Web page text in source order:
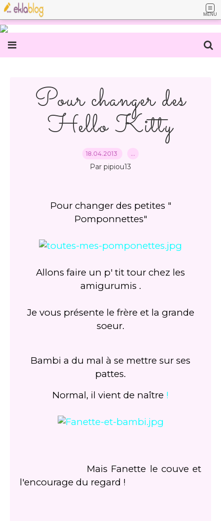
MENU
Pour changer des
Hello Kitty
18.04.2013 …
Par pipiou13
Pour changer des petites "
Pomponnettes"
Allons faire un p' tit tour chez les
amigurumis .
Je vous présente le frère et la grande
soeur.
Bambi a du mal à se mettre sur ses
pattes.
Normal, il vient de naître !
Mais Fanette le couve et
l'encourage du regard !